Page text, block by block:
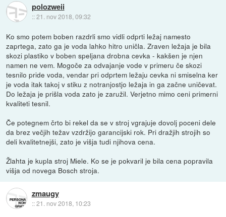
polozweii
::21. nov 2018, 09:32
Ko smo potem boben razdrli smo vidli odprti ležaj namesto
zaprtega, zato ga je voda lahko hitro uničla. Zraven ležaja je bila
skozi plastiko v boben speljana drobna cevka - kakšen je njen
namen ne vem. Mogoče za odvajanje vode v primeru če skozi
tesnilo pride voda, vendar pri odprtem ležaju cevka ni smiselna ker
je voda itak takoj v stiku z notranjostjo ležaja in ga začne uničevat.
Do ležaja je prišla voda zato je zaružil. Verjetno mimo ceni primerni
kvaliteti tesnil.
Če potegnem črto bi rekel da se v stroj vgrajuje dovolj poceni dele
da brez večjih težav vzdržijo garancijski rok. Pri dražjih strojih so
deli kvalitetnejši, zato je višja tudi njihova cena.
Žlahta je kupla stroj Miele. Ko se je pokvaril je bila cena popravila
višja od novega Bosch stroja.
zmaugy
::21. nov 2018, 10:23